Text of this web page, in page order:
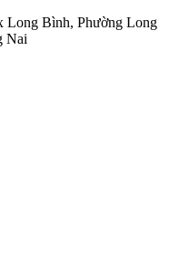
Long Bình, Phường Long
Nai